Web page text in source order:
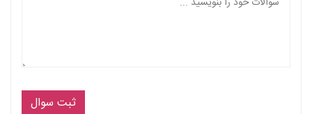
ثبت سوال